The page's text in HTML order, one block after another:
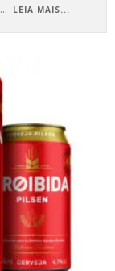
... LEIA MAIS...